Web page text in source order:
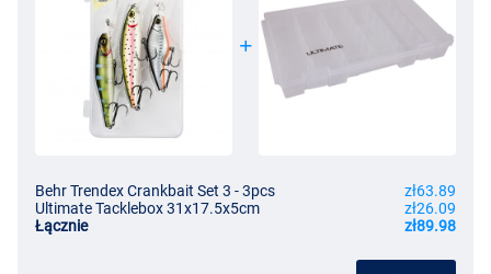
Behr Trendex Crankbait Set 3 - 3pcs
zł63.89
Ultimate Tacklebox 31x17.5x5cm
zł26.09
Łącznie
zł89.98